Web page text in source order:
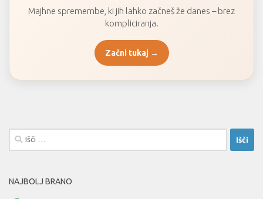
Majhne spremembe, ki jih lahko začneš že danes – brez
kompliciranja.
Začni tukaj →
Išči:
NAJBOLJ BRANO